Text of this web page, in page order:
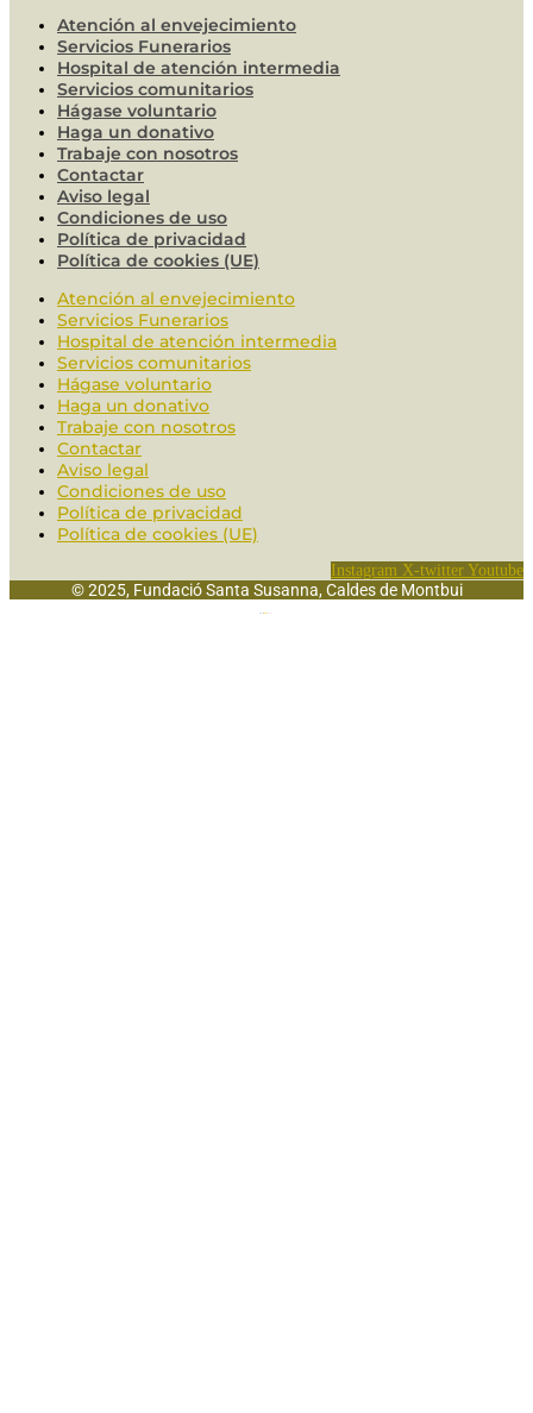
Atención al envejecimiento
Servicios Funerarios
Hospital de atención intermedia
Servicios comunitarios
Hágase voluntario
Haga un donativo
Trabaje con nosotros
Contactar
Aviso legal
Condiciones de uso
Política de privacidad
Política de cookies (UE)
Atención al envejecimiento
Servicios Funerarios
Hospital de atención intermedia
Servicios comunitarios
Hágase voluntario
Haga un donativo
Trabaje con nosotros
Contactar
Aviso legal
Condiciones de uso
Política de privacidad
Política de cookies (UE)
Instagram X-twitter Youtube
© 2025, Fundació Santa Susanna, Caldes de Montbui